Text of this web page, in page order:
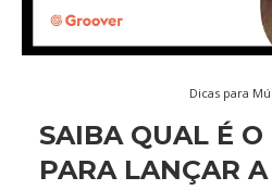
Dicas para
SAIBA QUAL É
PARA LANÇAR